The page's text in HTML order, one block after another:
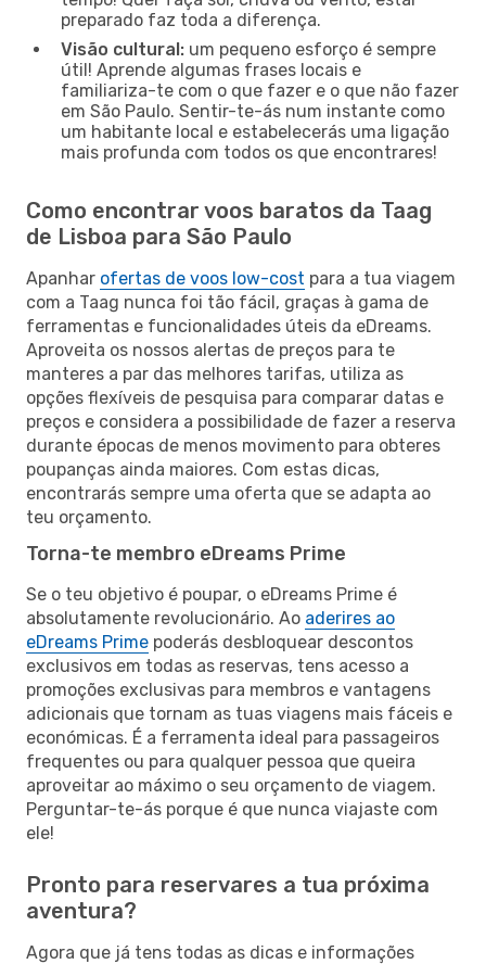
preparado faz toda a diferença.
Visão cultural: um pequeno esforço é sempre
útil! Aprende algumas frases locais e
familiariza-te com o que fazer e o que não fazer
em São Paulo. Sentir-te-ás num instante como
um habitante local e estabelecerás uma ligação
mais profunda com todos os que encontrares!
Como encontrar voos baratos da Taag
de Lisboa para São Paulo
Apanhar ofertas de voos low-cost para a tua viagem
com a Taag nunca foi tão fácil, graças à gama de
ferramentas e funcionalidades úteis da eDreams.
Aproveita os nossos alertas de preços para te
manteres a par das melhores tarifas, utiliza as
opções flexíveis de pesquisa para comparar datas e
preços e considera a possibilidade de fazer a reserva
durante épocas de menos movimento para obteres
poupanças ainda maiores. Com estas dicas,
encontrarás sempre uma oferta que se adapta ao
teu orçamento.
Torna-te membro eDreams Prime
Se o teu objetivo é poupar, o eDreams Prime é
absolutamente revolucionário. Ao aderires ao
eDreams Prime poderás desbloquear descontos
exclusivos em todas as reservas, tens acesso a
promoções exclusivas para membros e vantagens
adicionais que tornam as tuas viagens mais fáceis e
económicas. É a ferramenta ideal para passageiros
frequentes ou para qualquer pessoa que queira
aproveitar ao máximo o seu orçamento de viagem.
Perguntar-te-ás porque é que nunca viajaste com
ele!
Pronto para reservares a tua próxima
aventura?
Agora que já tens todas as dicas e informações